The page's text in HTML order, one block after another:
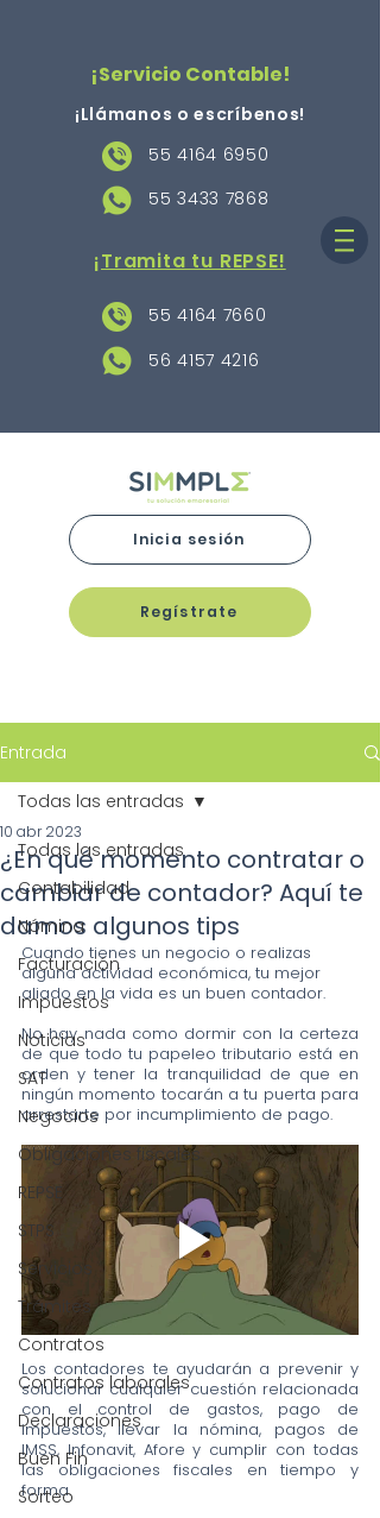
¡Servicio Contable!
¡Llámanos o escríbenos!
55 4164 6950
55 3433 7868
¡Tramita tu REPSE!
55 4164 7660
56 4157 4216
Inicia sesión
Regístrate
Entrada
Todas las entradas
Contabilidad
Nómina
Facturación
Impuestos
Noticias
SAT
Negocios
Obligaciones fiscales
REPSE
STPS
Servicios
Trámites
Contratos
Contratos laborales
Declaraciones
Buen Fin
Sorteo
Todas las entradas
¿En qué momento contratar o
cambiar de contador? Aquí te
damos algunos tips
10 abr 2023
Cuando tienes un negocio o realizas
alguna actividad económica, tu mejor
aliado en la vida es un buen contador.
No hay nada como dormir con la certeza
de que todo tu papeleo tributario está en
orden y tener la tranquilidad de que en
ningún momento tocarán a tu puerta para
arrestarte por incumplimiento de pago.
Los contadores te ayudarán a prevenir y
solucionar cualquier cuestión relacionada
con el control de gastos, pago de
impuestos, llevar la nómina, pagos de
IMSS, Infonavit, Afore y cumplir con todas
las obligaciones fiscales en tiempo y
forma.